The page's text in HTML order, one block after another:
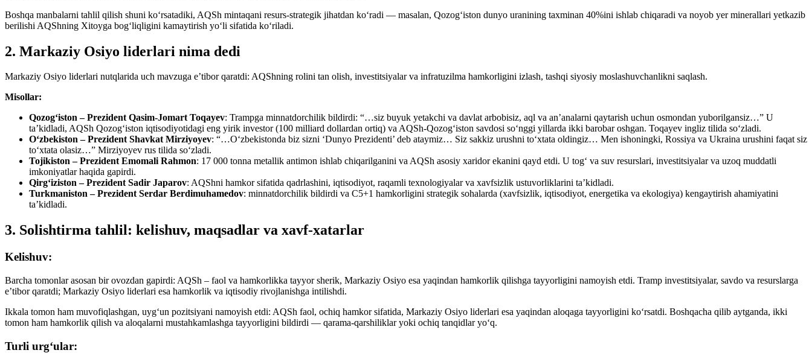
Boshqa manbalarni tahlil qilish shuni ko‘rsatadiki, AQSh mintaqani resurs-strategik jihatdan ko‘radi — masalan, Qozog‘iston dunyo uranining taxminan 40%ini ishlab chiqaradi va noyob yer minerallari yetkazib
berilishi AQShning Xitoyga bog‘liqligini kamaytirish yo‘li sifatida ko‘riladi.
2. Markaziy Osiyo liderlari nima dedi
Markaziy Osiyo liderlari nutqlarida uch mavzuga e’tibor qaratdi: AQShning rolini tan olish, investitsiyalar va infratuzilma hamkorligini izlash, tashqi siyosiy moslashuvchanlikni saqlash.
Misollar:
Qozog‘iston – Prezident Qasim-Jomart Toqayev: Trampga minnatdorchilik bildirdi: “…siz buyuk yetakchi va davlat arbobisiz, aql va an’analarni qaytarish uchun osmondan yuborilgansiz…” U
ta’kidladi, AQSh Qozog‘iston iqtisodiyotidagi eng yirik investor (100 milliard dollardan ortiq) va AQSh-Qozog‘iston savdosi so‘nggi yillarda ikki barobar oshgan. Toqayev ingliz tilida so‘zladi.
O‘zbekiston – Prezident Shavkat Mirziyoyev: “…O‘zbekistonda biz sizni ‘Dunyo Prezidenti’ deb ataymiz… Siz sakkiz urushni to‘xtata oldingiz… Men ishoningki, Rossiya va Ukraina urushini faqat siz
to‘xtata olasiz…” Mirziyoyev rus tilida so‘zladi.
Tojikiston – Prezident Emomali Rahmon: 17 000 tonna metallik antimon ishlab chiqarilganini va AQSh asosiy xaridor ekanini qayd etdi. U tog‘ va suv resurslari, investitsiyalar va uzoq muddatli
imkoniyatlar haqida gapirdi.
Qirg‘iziston – Prezident Sadir Japarov: AQShni hamkor sifatida qadrlashini, iqtisodiyot, raqamli texnologiyalar va xavfsizlik ustuvorliklarini ta’kidladi.
Turkmaniston – Prezident Serdar Berdimuhamedov: minnatdorchilik bildirdi va C5+1 hamkorligini strategik sohalarda (xavfsizlik, iqtisodiyot, energetika va ekologiya) kengaytirish ahamiyatini
ta’kidladi.
3. Solishtirma tahlil: kelishuv, maqsadlar va xavf-xatarlar
Kelishuv:
Barcha tomonlar asosan bir ovozdan gapirdi: AQSh – faol va hamkorlikka tayyor sherik, Markaziy Osiyo esa yaqindan hamkorlik qilishga tayyorligini namoyish etdi. Tramp investitsiyalar, savdo va resurslarga
e’tibor qaratdi; Markaziy Osiyo liderlari esa hamkorlik va iqtisodiy rivojlanishga intilishdi.
Ikkala tomon ham muvofiqlashgan, uyg‘un pozitsiyani namoyish etdi: AQSh faol, ochiq hamkor sifatida, Markaziy Osiyo liderlari esa yaqindan aloqaga tayyorligini ko‘rsatdi. Boshqacha qilib aytganda, ikki
tomon ham hamkorlik qilish va aloqalarni mustahkamlashga tayyorligini bildirdi — qarama-qarshiliklar yoki ochiq tanqidlar yo‘q.
Turli urg‘ular: